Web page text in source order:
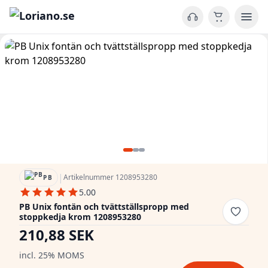
PB | Artikelnummer 1208953280
5.00
PB Unix fontän och tvättställspropp med
stoppkedja krom 1208953280
210,88 SEK
incl. 25% MOMS